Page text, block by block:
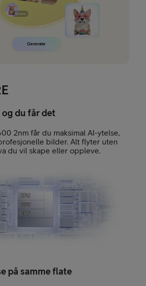
du får det
2nm får du maksimal AI-ytelse,
bilder. Alt flyter uten
du vil skape eller oppleve.
på samme flate